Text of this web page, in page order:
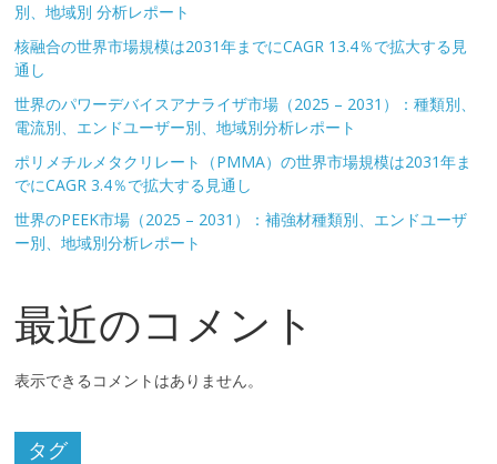
別、地域別 分析レポート
核融合の世界市場規模は2031年までにCAGR 13.4％で拡大する見
通し
世界のパワーデバイスアナライザ市場（2025 – 2031）：種類別、
電流別、エンドユーザー別、地域別分析レポート
ポリメチルメタクリレート（PMMA）の世界市場規模は2031年ま
でにCAGR 3.4％で拡大する見通し
世界のPEEK市場（2025 – 2031）：補強材種類別、エンドユーザ
ー別、地域別分析レポート
最近のコメント
表示できるコメントはありません。
タグ